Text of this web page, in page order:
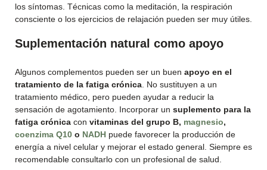
los síntomas. Técnicas como la meditación, la respiración
consciente o los ejercicios de relajación pueden ser muy útiles.
Suplementación natural como apoyo
Algunos complementos pueden ser un buen apoyo en el
tratamiento de la fatiga crónica . No sustituyen a un
tratamiento médico, pero pueden ayudar a reducir la
sensación de agotamiento. Incorporar un suplemento para la
fatiga crónica con vitaminas del grupo B, magnesio,
coenzima Q10 o NADH puede favorecer la producción de
energía a nivel celular y mejorar el estado general. Siempre es
recomendable consultarlo con un profesional de salud.